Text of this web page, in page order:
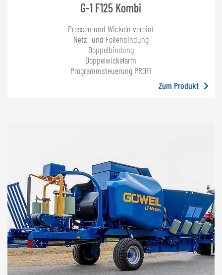
G-1 F125 Kombi
Pressen und Wickeln vereint
Netz- und Folienbindung
Doppelbindung
Doppelwickelarm
Programmsteuerung PROFI
Zum Produkt